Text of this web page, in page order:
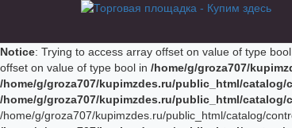
Notice: Trying to access array offset on value of type
offset on value of type bool in /home/g/groza707/
/home/g/groza707/kupimzdes.ru/public_html/
/home/g/groza707/kupimzdes.ru/public_html/
/home/g/groza707/kupimzdes.ru/public_html/catalog/